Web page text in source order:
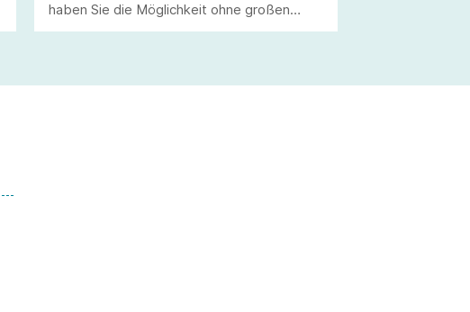
haben Sie die Möglichkeit ohne großen
Zusatzaufwand interessierte Schülerinnen
persönlich und verzahnen Sie die Berufswelt